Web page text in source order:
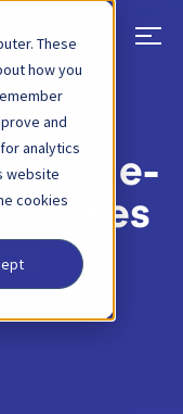
These
how you
and
analytics
website
cookies
2021
pour e-
bases